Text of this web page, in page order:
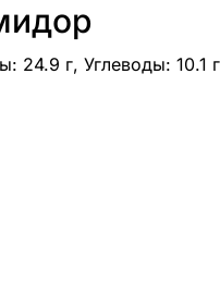
24.9 г, Углеводы: 10.1 г